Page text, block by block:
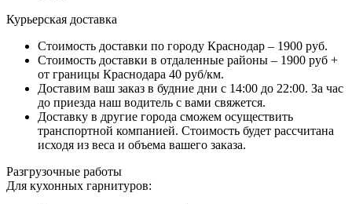
Курьерская доставка
Стоимость доставки по городу Краснодар – 1900 руб.
Стоимость доставки в отдаленные районы – 1900 руб +
от границы Краснодара 40 руб/км.
Доставим ваш заказ в будние дни с 14:00 до 22:00. За час
до приезда наш водитель с вами свяжется.
Доставку в другие города сможем осуществить
транспортной компанией. Стоимость будет рассчитана
исходя из веса и объема вашего заказа.
Разгрузочные работы
Для кухонных гарнитуров: